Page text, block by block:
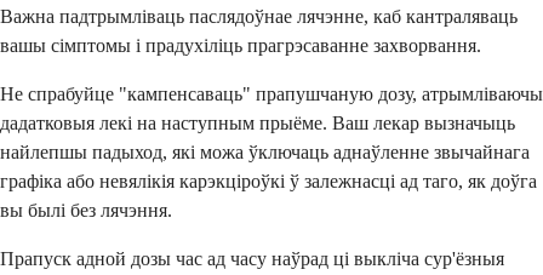
Важна падтрымліваць паслядоўнае лячэнне, каб кантраляваць
вашы сімптомы і прадухіліць прагрэсаванне захворвання.
Не спрабуйце "кампенсаваць" прапушчаную дозу, атрымліваючы
дадатковыя лекі на наступным прыёме. Ваш лекар вызначыць
найлепшы падыход, які можа ўключаць аднаўленне звычайнага
графіка або невялікія карэкціроўкі ў залежнасці ад таго, як доўга
вы былі без лячэння.
Прапуск адной дозы час ад часу наўрад ці выкліча сур'ёзныя